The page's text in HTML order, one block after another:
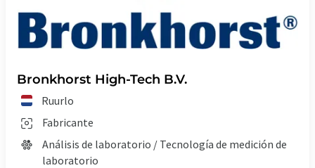
Bronkhorst High-Tech B.V.
Ruurlo
Fabricante
Análisis de laboratorio / Tecnología de medición de
laboratorio